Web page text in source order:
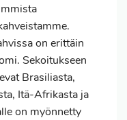
on erittäin
Sekoitukseen
Brasiliasta,
Itä-Afrikasta ja
on myönnetty